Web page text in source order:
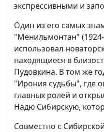
экспрессивными и
Один из его самых
"Менильмонтан"
использовал
находящиеся в
Пудовкина. В том же
"Ирония судьбы", где
главных ролей и
Надю Сибирскую,
Совместно с